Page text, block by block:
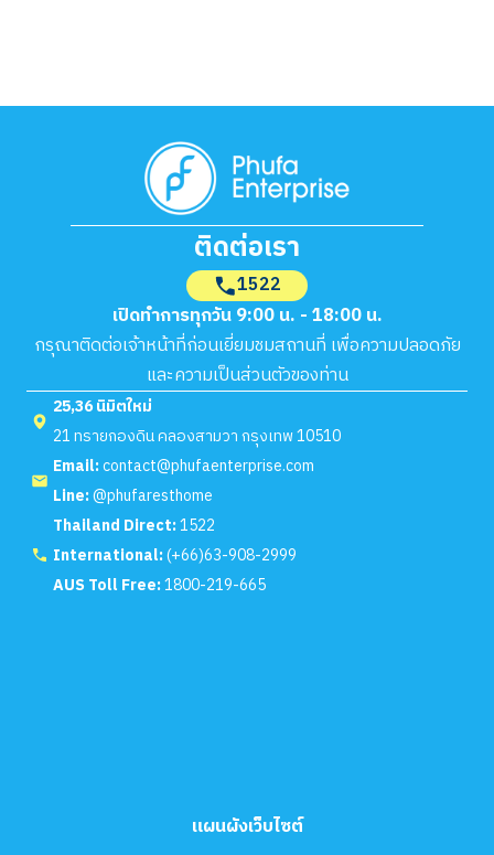
ติดต่อเรา
1522
เปิดทำการทุกวัน 9:00 น. - 18:00 น.
กรุณาติดต่อเจ้าหน้าที่ก่อนเยี่ยมชมสถานที่ เพื่อความปลอดภัย
และความเป็นส่วนตัวของท่าน
25,36 นิมิตใหม่
21 ทรายกองดิน คลองสามวา กรุงเทพ 10510
Email:contact@phufaenterprise.com
Line:@phufaresthome
Thailand Direct:1522
International:(+66)63-908-2999
AUS Toll Free:1800-219-665
แผนผังเว็บไซต์